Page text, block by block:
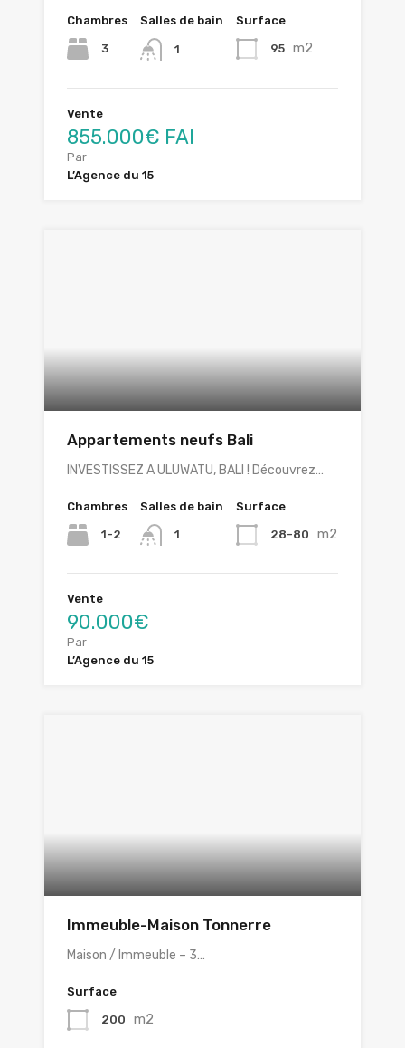
Chambres
3
Salles de bain
1
Surface
95 m2
Vente
855.000€ FAI
Par
L’Agence du 15
Appartements neufs Bali
INVESTISSEZ A ULUWATU, BALI ! Découvrez…
Chambres
1-2
Salles de bain
1
Surface
28-80 m2
Vente
90.000€
Par
L’Agence du 15
Immeuble-Maison Tonnerre
Maison / Immeuble – 3…
Surface
200 m2